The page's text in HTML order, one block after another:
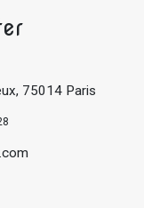
75014 Paris